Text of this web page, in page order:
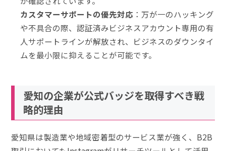
カスタマーサポートの優先対応 ：万が一のハッキング
や不具合の際、認証済みビジネスアカウント専用の有
人サポートラインが解放され、ビジネスのダウンタイ
ムを最小限に抑えることが可能です。
愛知の企業が公式バッジを取得すべき戦
略的理由
愛知県は製造業や地域密着型のサービス業が強く、B2B